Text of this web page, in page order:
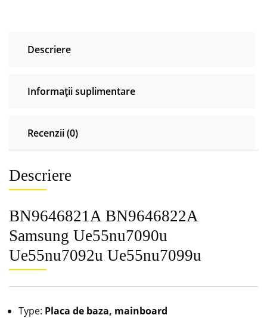
Descriere
Informații suplimentare
Recenzii (0)
Descriere
BN9646821A BN9646822A
Samsung Ue55nu7090u
Ue55nu7092u Ue55nu7099u
Type: Placa de baza, mainboard